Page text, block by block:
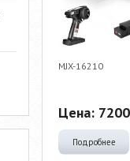
MJX-16210
Цена: 7200
Подробнее